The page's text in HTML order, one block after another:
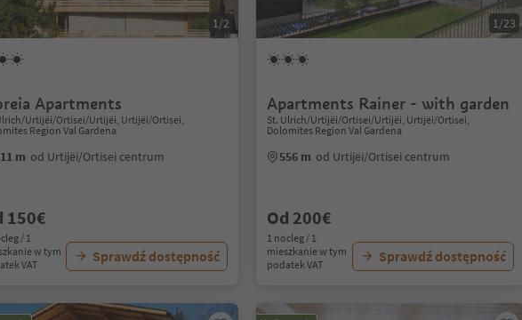
1/2
Apartments
Urtijëi/Ortisei/Urtijëi, Urtijëi/Ortisei,
Region Val Gardena
m od Urtijëi/Ortisei centrum
150€
/ 1
w tym
VAT
Sprawdź dostępność
1/23
Apartments Rainer - with garden
St. Ulrich/Urtijëi/Ortisei/Urtijëi, Urtijëi/Ortisei,
Dolomites Region Val Gardena
556 m od Urtijëi/Ortisei centrum
Od 200€
1 nocleg / 1
mieszkanie w tym
podatek VAT
Sprawdź dostępność